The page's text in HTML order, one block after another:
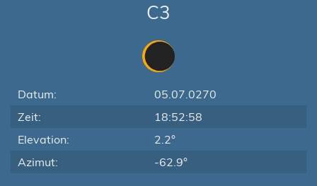
C3
Datum:
05.07.0270
Zeit:
18:52:58
Elevation:
2.2°
Azimut:
-62.9°